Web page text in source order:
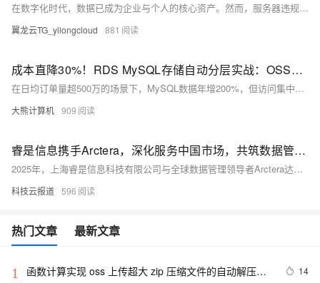
在数字化时代，数据已成为企业与个人的核心资产。然而，服务器违规、硬件故障等问题频发，导致数据丢失、业务中断，甚至造成不可挽回的损失。为保障数据安全与业务连续性，定时备份至关重要。阿里云国际站OSS提供高效、可靠的云存储解决方案，支持自动定时备份，帮助用户轻松应对数据风险。本文详解OSS备份操作步骤与注意事项，助你为数据穿上“防护甲”，实现安全无忧存储。
翼龙云TG_yilongcloud 881
成本直降30%！RDS MySQL存储自动分层实战：OSS冷热分离架构设计指南
在日均订单量超500万的场景下，MySQL数据年增200%，但访问集中在近7天（85%）。通过冷热数据分离，将历史数据迁移至OSS，实现存储成本下降48%，年省72万元。结合RDS、OSS与Redis构建分层架构，自动化管理数据生命周期，优化查询性能与资源利用率，支撑PB级数据扩展。
大熊计算机 909
睿是信息携手Arctera，深化服务中国市场，共筑数据管理新未来
2025年，上海睿是信息科技有限公司与全球数据管理领导者Arctera达成战略合作，睿是信息成为Arctera中国区独家总代理。Arctera成立于2024年，源自Veritas Technologies，提供数据合规、弹性和保护解决方案，服务全球包括70%财富百强企业。睿是信息作为新一代数据安全专家，将推动Arctera产品在中国市场的覆盖，提供先进高效的数据管理服务，助力企业数字化转型与业务发展。双方合作旨在优化数据管理布局，为中国企业提供更全面、灵活的解决方案，共筑数据管理新未来。
科技云报道 596
热门文章 最新文章
1
函数计算实现 oss 上传超大 zip 压缩文件的自动解压处
14